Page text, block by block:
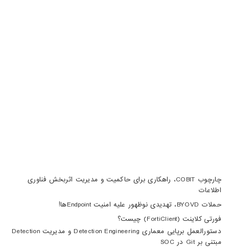
چارچوب COBIT، راهکاری برای حاکمیت و مدیریت اثربخش فناوری
اطلاعات
حملات BYOVD، تهدیدی نوظهور علیه امنیت Endpointها!
فورتی کلاینت (FortiClient) چیست؟
دستورالعمل برپایی معماری Detection Engineering و مدیریت Detection
مبتنی بر Git در SOC